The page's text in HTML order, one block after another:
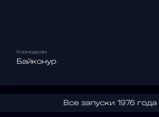
Космодром
Байконур
Все запуски 1976 года